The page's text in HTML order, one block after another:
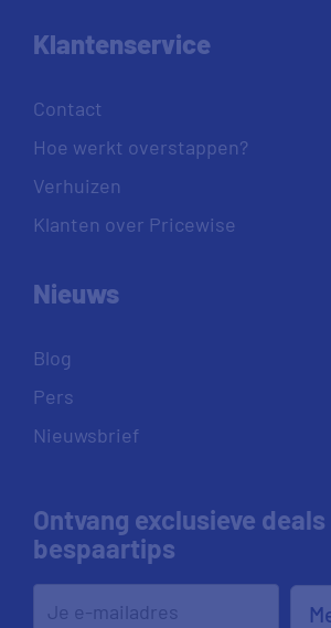
Klantenservice
Contact
Hoe werkt overstappen?
Verhuizen
Klanten over Pricewise
Nieuws
Blog
Pers
Nieuwsbrief
Ontvang exclusieve
bespaartips